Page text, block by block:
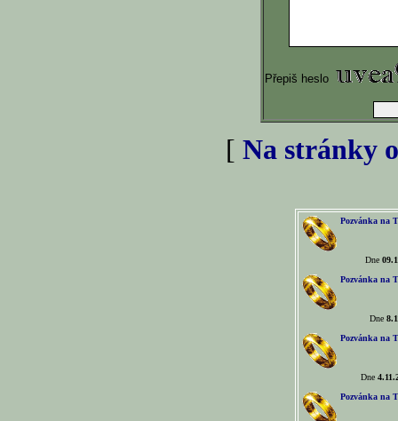
Přepiš heslo
[ Na stránky
Pozvánka na
Dne
Pozvánka na
Dne
Pozvánka na
Dne
Pozvánka na